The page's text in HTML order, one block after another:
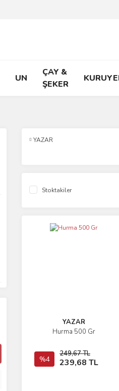
UN
ÇAY &
ŞEKER
YAZAR
Stoktakiler
YAZAR
Hurma 500 Gr
%4
249,67 TL
239,68 TL
İncele
Sepete Ekle